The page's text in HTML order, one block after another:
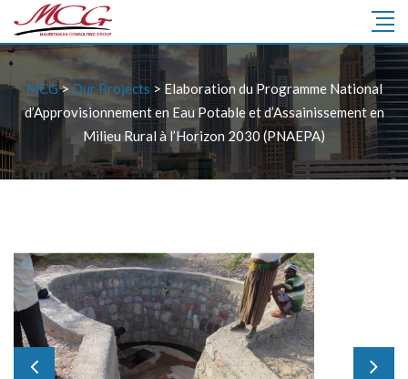
MCG>Our Projects>Elaboration du Programme National
d’Approvisionnement en Eau Potable et d’Assainissement en
Milieu Rural à l’Horizon 2030 (PNAEPA)